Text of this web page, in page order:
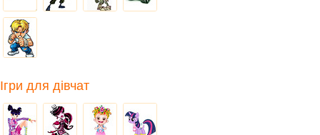
Ігри для дівчат